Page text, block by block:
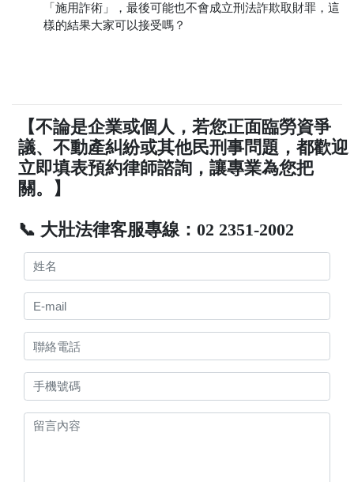
「施用詐術」，最後可能也不會成立刑法詐欺取財罪，這
樣的結果大家可以接受嗎？
【不論是企業或個人，若您正面臨勞資爭
議、不動產糾紛或其他民刑事問題，都歡迎
立即填表預約律師諮詢，讓專業為您把
關。】
📞 大壯法律客服專線：02 2351-2002